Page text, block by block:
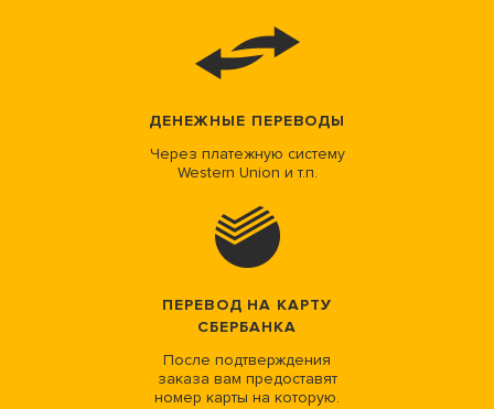
ДЕНЕЖНЫЕ ПЕРЕВОДЫ
Через платежную систему
Western Union и т.п.
ПЕРЕВОД НА КАРТУ
СБЕРБАНКА
После подтверждения
заказа вам предоставят
номер карты на которую.